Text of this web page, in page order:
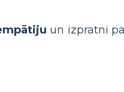
un izpratni